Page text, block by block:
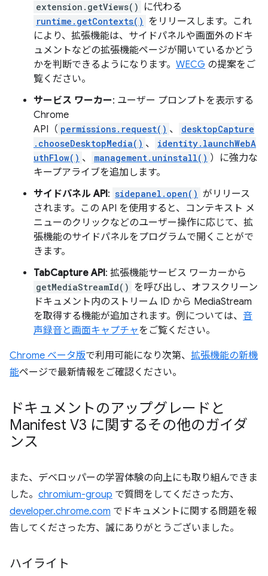
extension.getViews() に代わる
runtime.getContexts() をリリースします。これ
により、拡張機能は、サイドパネルや画面外のドキ
ュメントなどの拡張機能ページが開いているかどう
かを判断できるようになります。 WECG の提案をご
覧ください。
サービス ワーカー: ユーザー プロンプトを表示する
Chrome
API（ permissions.request() 、
desktopCapture
.chooseDesktopMedia() 、
identity.launchWebA
uthFlow() 、 management.uninstall() ）に強力な
キープアライブを追加します。
サイドパネル API: sidepanel.open() がリリース
されます。この API を使用すると、コンテキスト メ
ニューのクリックなどのユーザー操作に応じて、拡
張機能のサイドパネルをプログラムで開くことがで
きます。
TabCapture API: 拡張機能サービス ワーカーから
getMediaStreamId() を呼び出し、オフスクリーン
ドキュメント内のストリーム ID から MediaStream
を取得する機能が追加されます。例については、 音
声録音と画面キャプチャをご覧ください。
Chrome ベータ版で利用可能になり次第、 拡張機能の新機
能ページで最新情報をご確認ください。
ドキュメントのアップグレードと
Manifest V3 に関するその他のガイダ
ンス
また、デベロッパーの学習体験の向上にも取り組んできま
した。 chromium-group で質問をしてくださった方、
developer.chrome.com でドキュメントに関する問題を報
告してくださった方、誠にありがとうございました。
ハイライト